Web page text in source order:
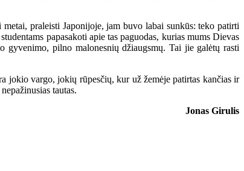
praleisti Japonijoje, jam buvo labai sunkūs: teko patirti
papasakoti apie tas paguodas, kurias mums Dievas
pilno malonesnių džiaugsmų. Tai jie galėtų rasti
vargo, jokių rūpesčių, kur už žemėje patirtas kančias ir
tautas.
Jonas Girulis